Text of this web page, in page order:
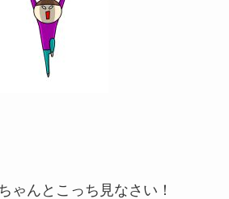
ゃんとこっち見なさい！